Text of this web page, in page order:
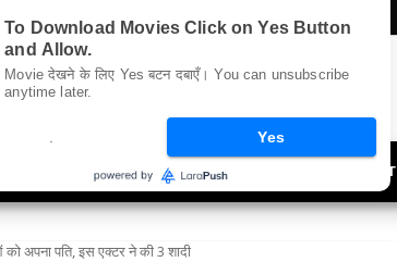
UPDATES LIFESTYLE OFFBEAT
को अपना पति, इस एक्टर ने की 3 शादी
To Download Movies Click on Yes Button
and Allow.
Movie देखने के लिए Yes बटन दबाएँ। You can unsubscribe
anytime later.
Yes